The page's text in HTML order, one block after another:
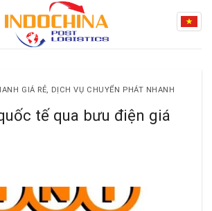
GIÁ RẺ, DỊCH VỤ CHUYỂN PHÁT NHANH
tế qua bưu điện giá